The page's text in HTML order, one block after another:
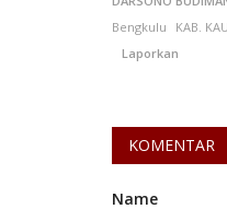
Bengkulu
KAB.
Laporkan
KOMENTAR
Name
Zamzami
0